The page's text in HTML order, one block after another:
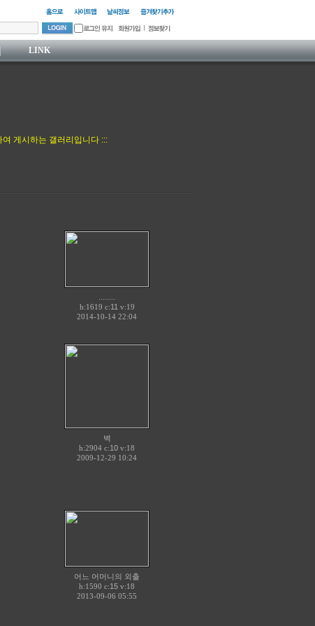
LINK
게시하는 갤러리입니다 :::
h:1619 c:11 v:19
2014-10-14 22:04
벽
h:2904 c:10 v:18
2009-12-29 10:24
어느 어머니의 외출
h:1590 c:15 v:18
2013-09-06 05:55